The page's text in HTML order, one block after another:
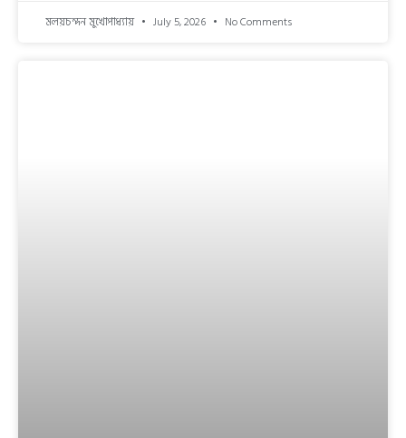
মলয়চন্দন মুখোপাধ্যায়
July 5, 2026 No Comments